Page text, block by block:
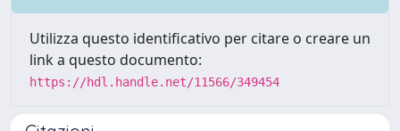
Utilizza questo identificativo per citare o creare un
link a questo documento:
https://hdl.handle.net/11566/349454